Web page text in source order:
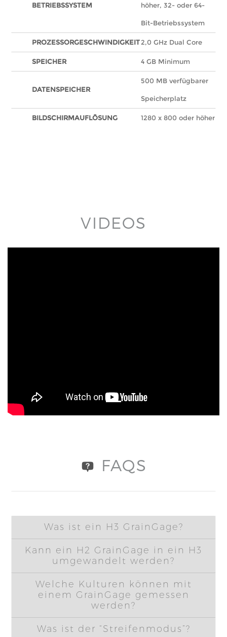
BETRIEBSSYSTEM höher, 32- oder 64-
Bit-Betriebssystem
PROZESSORGESCHWINDIGKEIT 2,0 GHz Dual Core
SPEICHER 4 GB Minimum
DATENSPEICHER
500 MB verfügbarer
Speicherplatz
BILDSCHIRMAUFLÖSUNG 1280 x 800 oder höher
VIDEOS
encrypted-media; gyroscope; picture-in-picture'
allowfullscreen>
FAQS
Was ist ein H3 GrainGage?
Kann ein H2 GrainGage in ein H3
umgewandelt werden?
Welche Kulturen können mit
einem GrainGage gemessen
werden?
Was ist der “Streifenmodus”?